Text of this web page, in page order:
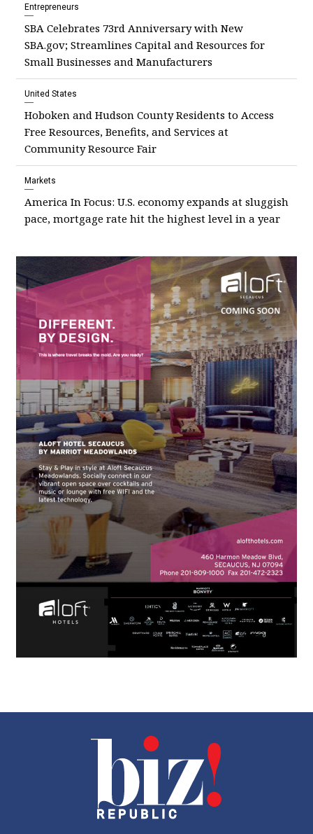
Entrepreneurs
SBA Celebrates 73rd Anniversary with New
SBA.gov; Streamlines Capital and Resources for
Small Businesses and Manufacturers
United States
Hoboken and Hudson County Residents to Access
Free Resources, Benefits, and Services at
Community Resource Fair
Markets
America In Focus: U.S. economy expands at sluggish
pace, mortgage rate hit the highest level in a year